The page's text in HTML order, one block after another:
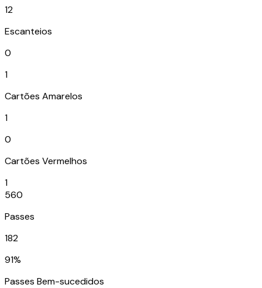
12
Escanteios
0
1
Cartões Amarelos
1
0
Cartões Vermelhos
1
560
Passes
182
91%
Passes Bem-sucedidos